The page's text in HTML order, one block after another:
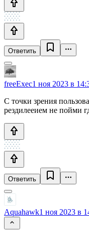
Ответить
freeExec1 ноя 2023 в
С точки зрения
рездилееием не пойми
Ответить
Aquahawk1 ноя 2023 в